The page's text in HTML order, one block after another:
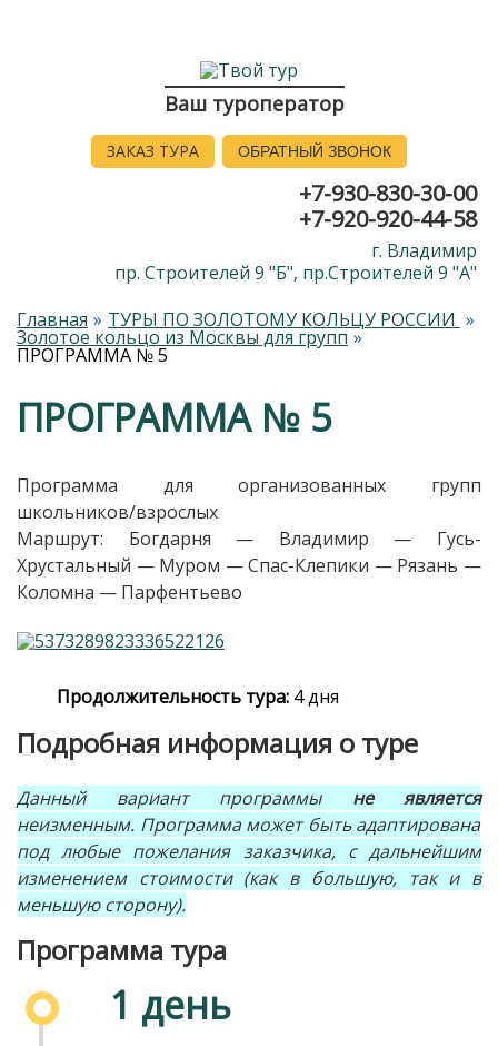
Ваш туроператор
ЗАКАЗ ТУРА ОБРАТНЫЙ ЗВОНОК
+7-930-830-30-00
+7-920-920-44-58
г. Владимир
пр. Строителей 9 "Б", пр.Строителей 9 "А"
Главная
ТУРЫ ПО ЗОЛОТОМУ КОЛЬЦУ РОССИИ
Золотое кольцо из Москвы для групп
ПРОГРАММА № 5
ПРОГРАММА № 5
Программа для организованных групп
школьников/взрослых
Маршрут: Богдарня — Владимир — Гусь-
Хрустальный — Муром — Спас-Клепики — Рязань —
Коломна — Парфентьево
Продолжительность тура: 4 дня
Подробная информация о туре
Данный вариант программы не является
неизменным. Программа может быть адаптирована
под любые пожелания заказчика, с дальнейшим
изменением стоимости (как в большую, так и в
меньшую сторону).
Программа тура
1 день